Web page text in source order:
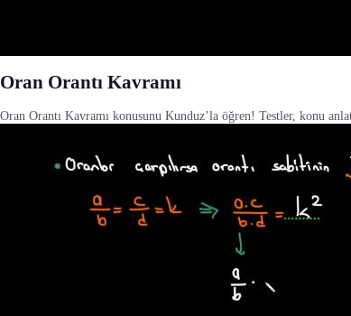
Oran Orantı Kavramı
Oran Orantı Kavramı konusunu Kunduz’la öğren! Testler, konu